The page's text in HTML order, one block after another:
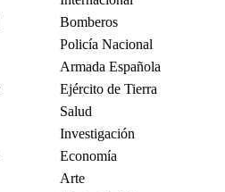
Bomberos
Policía Nacional
Armada Española
Ejército de Tierra
Salud
Investigación
Economía
Arte